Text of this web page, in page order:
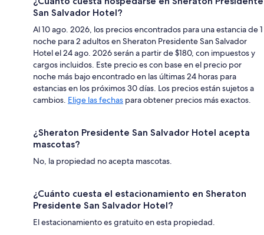
San Salvador Hotel?
Al 10 ago. 2026, los precios encontrados para una estancia de 1
noche para 2 adultos en Sheraton Presidente San Salvador
Hotel el 24 ago. 2026 serán a partir de $180, con impuestos y
cargos incluidos. Este precio es con base en el precio por
noche más bajo encontrado en las últimas 24 horas para
estancias en los próximos 30 días. Los precios están sujetos a
cambios. Elige las fechas para obtener precios más exactos.
¿Sheraton Presidente San Salvador Hotel acepta
mascotas?
No, la propiedad no acepta mascotas.
¿Cuánto cuesta el estacionamiento en Sheraton
Presidente San Salvador Hotel?
El estacionamiento es gratuito en esta propiedad.